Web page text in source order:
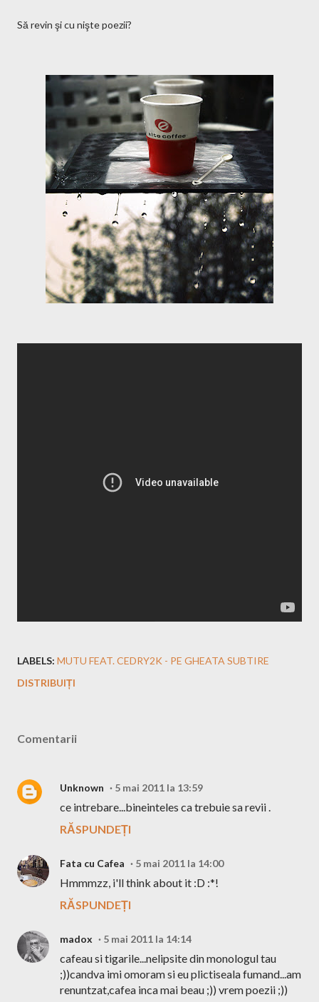
Să revin şi cu nişte poezii?
LABELS: MUTU FEAT. CEDRY2K - PE GHEATA SUBTIRE
DISTRIBUIȚI
Comentarii
Unknown 5 mai 2011 la 13:59
ce intrebare...bineinteles ca trebuie sa revii .
RĂSPUNDEȚI
Fata cu Cafea 5 mai 2011 la 14:00
Hmmmzz, i'll think about it :D :*!
RĂSPUNDEȚI
madox 5 mai 2011 la 14:14
cafeau si tigarile...nelipsite din monologul tau
;))candva imi omoram si eu plictiseala fumand...am
renuntzat,cafea inca mai beau ;)) vrem poezii ;))